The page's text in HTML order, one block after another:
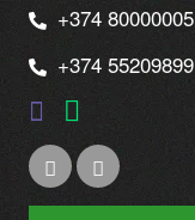
+374 80000005
+374 55209899